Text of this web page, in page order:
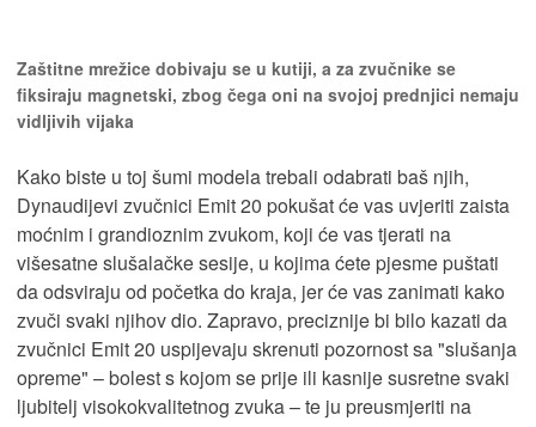
Zaštitne mrežice dobivaju se u kutiji, a za zvučnike se
fiksiraju magnetski, zbog čega oni na svojoj prednjici nemaju
vidljivih vijaka
Kako biste u toj šumi modela trebali odabrati baš njih,
Dynaudijevi zvučnici Emit 20 pokušat će vas uvjeriti zaista
moćnim i grandioznim zvukom, koji će vas tjerati na
višesatne slušalačke sesije, u kojima ćete pjesme puštati
da odsviraju od početka do kraja, jer će vas zanimati kako
zvuči svaki njihov dio. Zapravo, preciznije bi bilo kazati da
zvučnici Emit 20 uspijevaju skrenuti pozornost sa "slušanja
opreme" – bolest s kojom se prije ili kasnije susretne svaki
ljubitelj visokokvalitetnog zvuka – te ju preusmjeriti na